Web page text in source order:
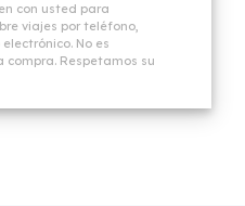
con usted para
viajes por teléfono,
No es
compra. Respetamos su